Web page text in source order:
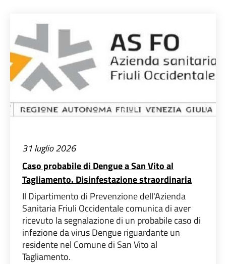
31 luglio 2026
Caso probabile di Dengue a San Vito al
Tagliamento. Disinfestazione straordinaria
Il Dipartimento di Prevenzione dell'Azienda
Sanitaria Friuli Occidentale comunica di aver
ricevuto la segnalazione di un probabile caso di
infezione da virus Dengue riguardante un
residente nel Comune di San Vito al
Tagliamento.